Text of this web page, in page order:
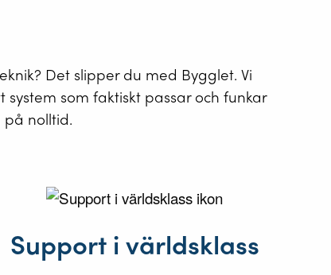
Det slipper du med Bygglet. Vi
som faktiskt passar och funkar
nolltid.
Support i världsklass